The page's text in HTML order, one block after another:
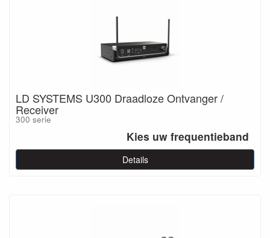
LD SYSTEMS U300 Draadloze Ontvanger /
Receiver
300 serie
Kies uw frequentieband
Details